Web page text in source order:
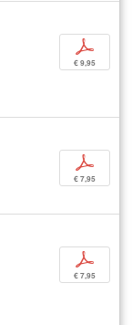
p
€ 9,95
p
€ 7,95
p
€ 7,95